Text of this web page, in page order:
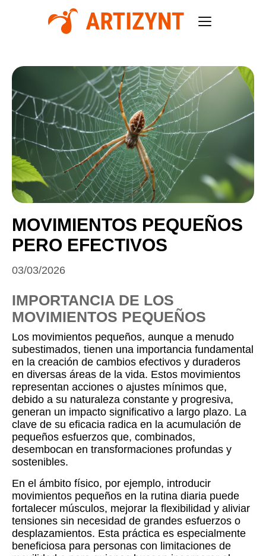
MOVIMIENTOS PEQUEÑOS
PERO EFECTIVOS
03/03/2026
IMPORTANCIA DE LOS
MOVIMIENTOS PEQUEÑOS
Los movimientos pequeños, aunque a menudo
subestimados, tienen una importancia fundamental
en la creación de cambios efectivos y duraderos
en diversas áreas de la vida. Estos movimientos
representan acciones o ajustes mínimos que,
debido a su naturaleza constante y progresiva,
generan un impacto significativo a largo plazo. La
clave de su eficacia radica en la acumulación de
pequeños esfuerzos que, combinados,
desembocan en transformaciones profundas y
sostenibles.
En el ámbito físico, por ejemplo, introducir
movimientos pequeños en la rutina diaria puede
fortalecer músculos, mejorar la flexibilidad y aliviar
tensiones sin necesidad de grandes esfuerzos o
desplazamientos. Esta práctica es especialmente
beneficiosa para personas con limitaciones de